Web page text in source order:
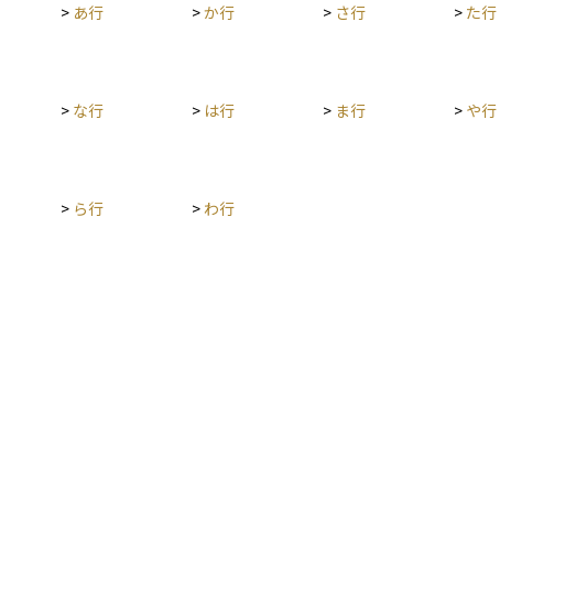
> あ行 >か行 > さ行 > た行
> な行 > は行 > ま行 > や行
> ら行 > わ行